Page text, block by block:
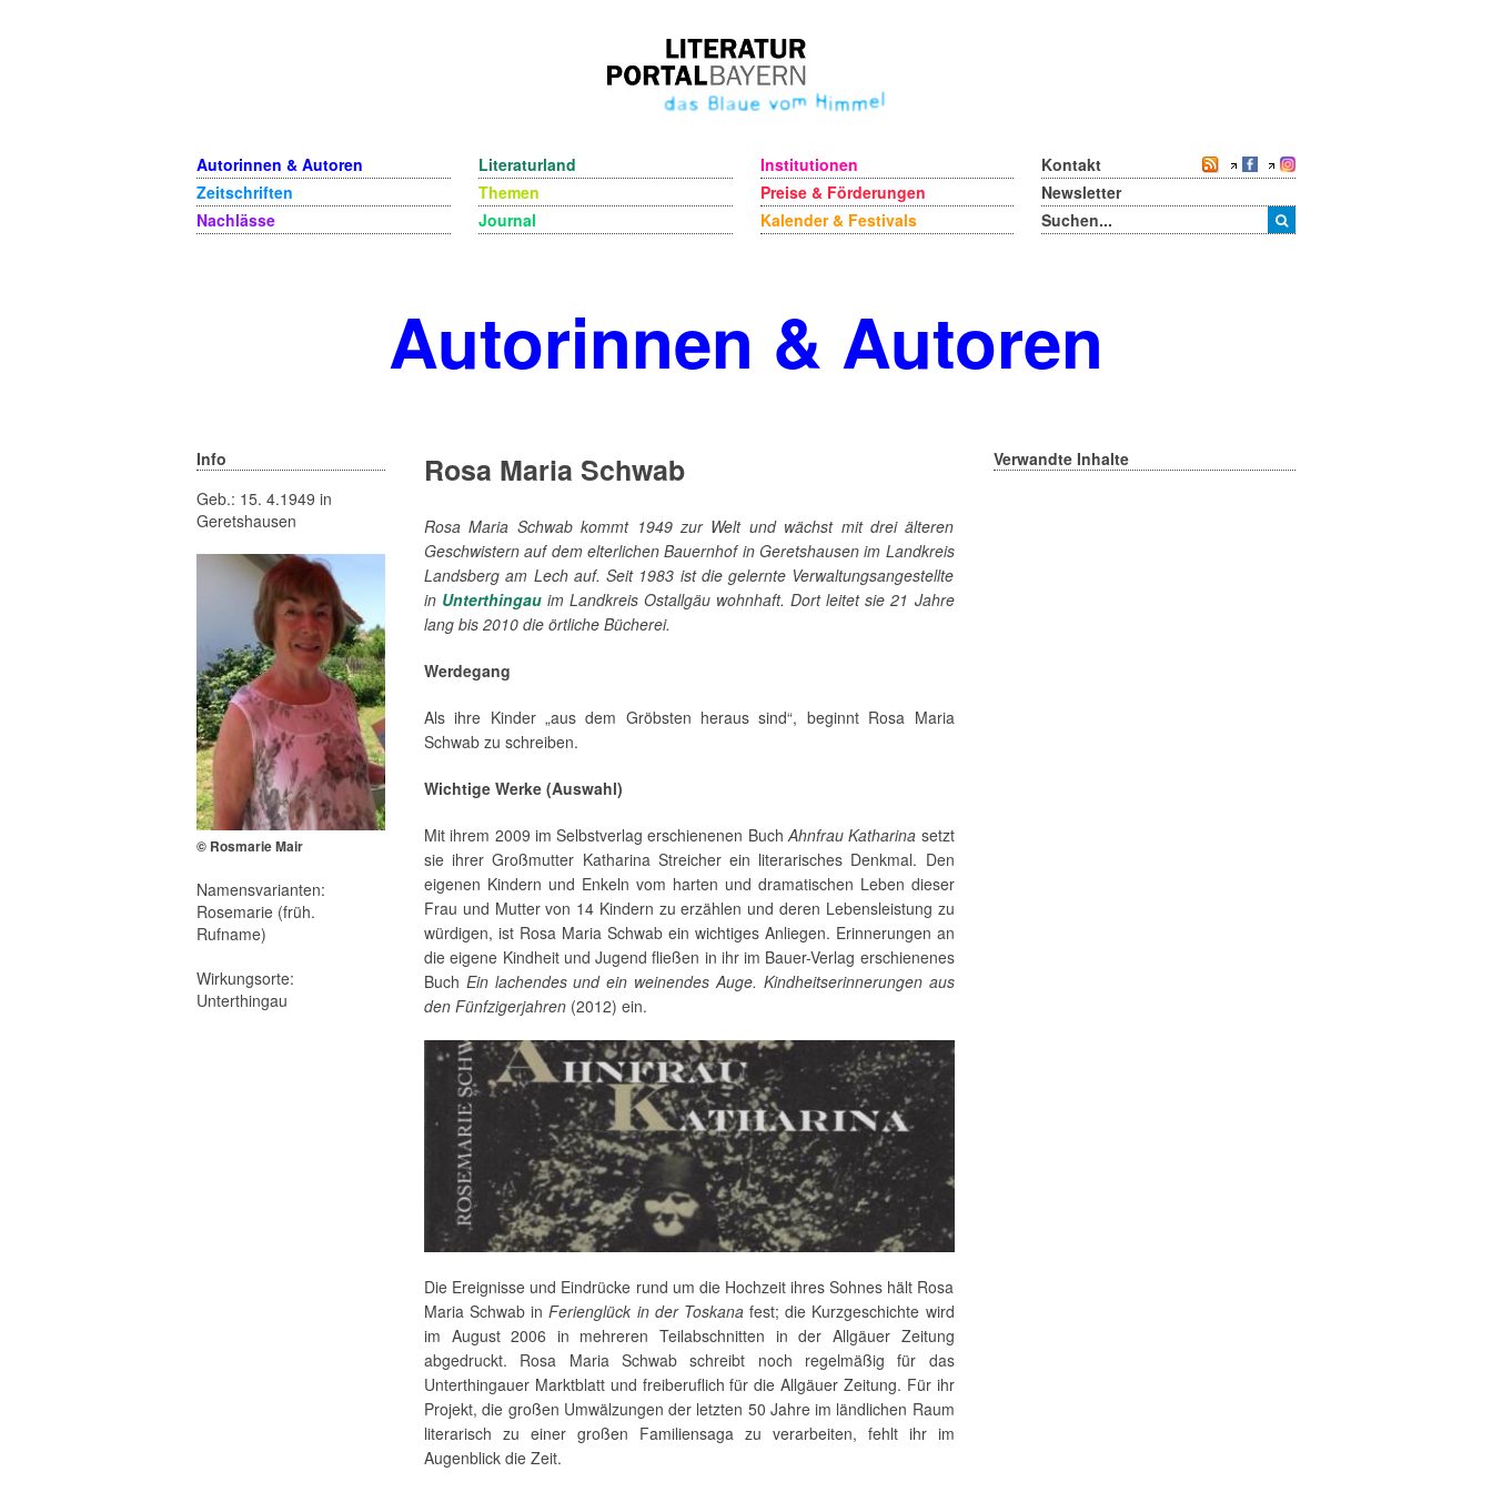
Autorinnen & Autoren
Zeitschriften
Nachlässe
Literaturland
Themen
Journal
Institutionen
Preise & Förderungen
Kalender & Festivals
Kontakt
Newsletter
Autorinnen & Autoren
Info
Geb.: 15. 4.1949 in
Geretshausen
© Rosmarie Mair
Namensvarianten:
Rosemarie (früh.
Rufname)
Wirkungsorte:
Unterthingau
Rosa Maria Schwab
Rosa Maria Schwab kommt 1949 zur Welt und wächst mit drei älteren
Geschwistern auf dem elter­lichen Bauernhof in Geretshausen im Landkreis
Landsberg am Lech auf. Seit 1983 ist die gelernte Verwaltungsangestellte
in Unterthingau im Landkreis Ostallgäu wohnhaft. Dort leitet sie 21 Jahre
lang bis 2010 die örtliche Bücherei.
Werdegang
Als ihre Kinder „aus dem Gröbsten heraus sind“, beginnt Rosa Maria
Schwab zu schreiben.
Wichtige Werke (Auswahl)
Mit ihrem 2009 im Selbstverlag erschienenen BuchAhnfrau Katharina setzt
sie ihrer Großmutter Katharina Streicher ein literarisches Denkmal. Den
eigenen Kindern und Enkeln vom harten und dramatischen Leben dieser
Frau und Mutter von 14 Kindern zu erzählen und deren Lebens­leis­tung zu
würdigen, ist Rosa Maria Schwab ein wichtiges Anliegen. Erinnerungen an
die eigene Kind­heit und Jugend fließen in ihr im Bauer-Verlag erschienenes
Buch Ein lachendes und ein weinen­des Auge. Kindheits­erinne­rungen aus
den Fünfzigerjahren (2012) ein.
Die Ereignisse und Eindrücke rund um die Hochzeit ihres Sohnes hält Rosa
Maria Schwab inFerien­glück in der Toskanafest; die Kurzgeschichte wird
im August 2006 in mehreren Teilab­schnitten in der Allgäuer Zeitung
abgedruckt. Rosa Maria Schwab schreibt noch regelmäßig für das
Unterthingauer Markt­blatt und freiberuflich für die Allgäuer Zeitung. Für ihr
Projekt, die großen Umwälzungen der letzten 50 Jahre im länd­lichen Raum
literarisch zu einer großen Familiensaga zu verarbeiten, fehlt ihr im
Augenblick die Zeit.
Verwandte Inhalte